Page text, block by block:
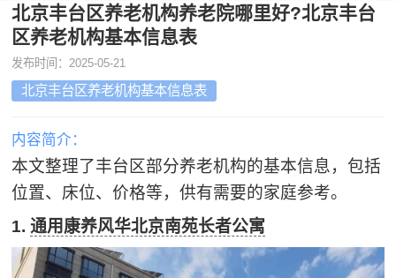
北京丰台区养老机构养老院哪里好?北京丰台
区养老机构基本信息表
发布时间：2025-05-21
北京丰台区养老机构基本信息表
内容简介：
本文整理了丰台区部分养老机构的基本信息，包括
位置、床位、价格等，供有需要的家庭参考。
1.通用康养风华北京南苑长者公寓